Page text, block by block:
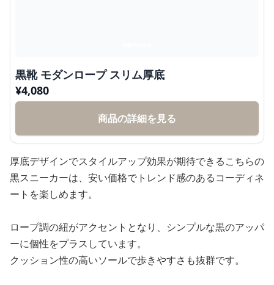
黒靴 モダンロープ スリム厚底
¥4,080
商品の詳細を見る
厚底デザインでスタイルアップ効果が期待できるこちらの
黒スニーカーは、安い価格でトレンド感のあるコーディネ
ートを楽しめます。
ロープ調の紐がアクセントとなり、シンプルな黒のアッパ
ーに個性をプラスしています。
クッション性の高いソールで歩きやすさも抜群です。